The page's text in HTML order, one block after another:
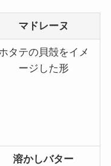
マドレーヌ
タテの貝殻をイメ
ージした形
溶かしバター